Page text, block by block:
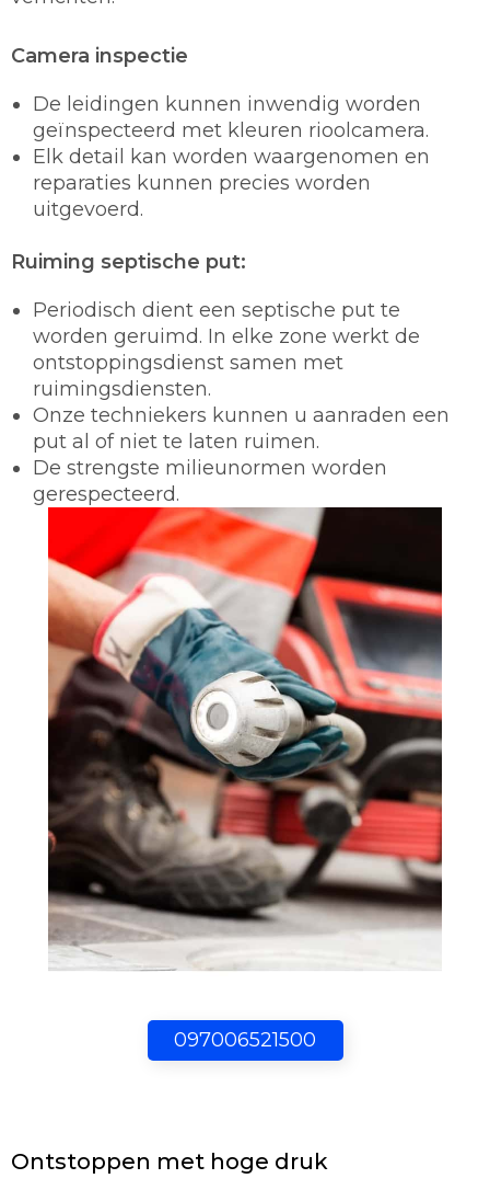
097006521500
Camera inspectie
De leidingen kunnen inwendig worden
geïnspecteerd met kleuren rioolcamera.
Elk detail kan worden waargenomen en
reparaties kunnen precies worden
uitgevoerd.
Ruiming septische put:
Periodisch dient een septische put te
worden geruimd. In elke zone werkt de
ontstoppingsdienst samen met
ruimingsdiensten.
Onze techniekers kunnen u aanraden een
put al of niet te laten ruimen.
De strengste milieunormen worden
gerespecteerd.
Ontstoppen met hoge druk